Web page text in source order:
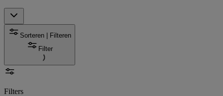
Sorteren | Filteren
Filter
Filters